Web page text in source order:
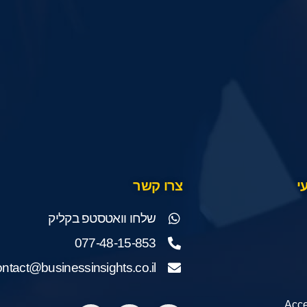
צרו קשר
שלחו וואטסטפ בקליק
077-48-15-853